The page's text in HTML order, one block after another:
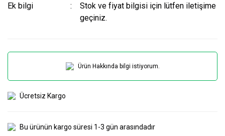
Ek bilgi
Stok ve fiyat bilgisi için lütfen iletişime
geçiniz.
Ürün Hakkında bilgi istiyorum.
Ücretsiz Kargo
Bu ürünün kargo süresi 1-3 gün arasındadır